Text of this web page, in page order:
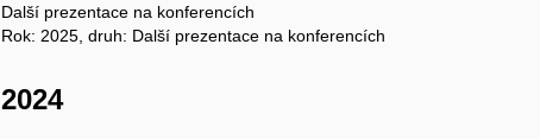
Další prezentace na konferencích
Rok: 2025, druh: Další prezentace na konferencích
2024